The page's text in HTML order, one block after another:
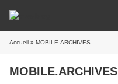
Accueil » MOBILE.ARCHIVES
MOBILE.ARCHIVES